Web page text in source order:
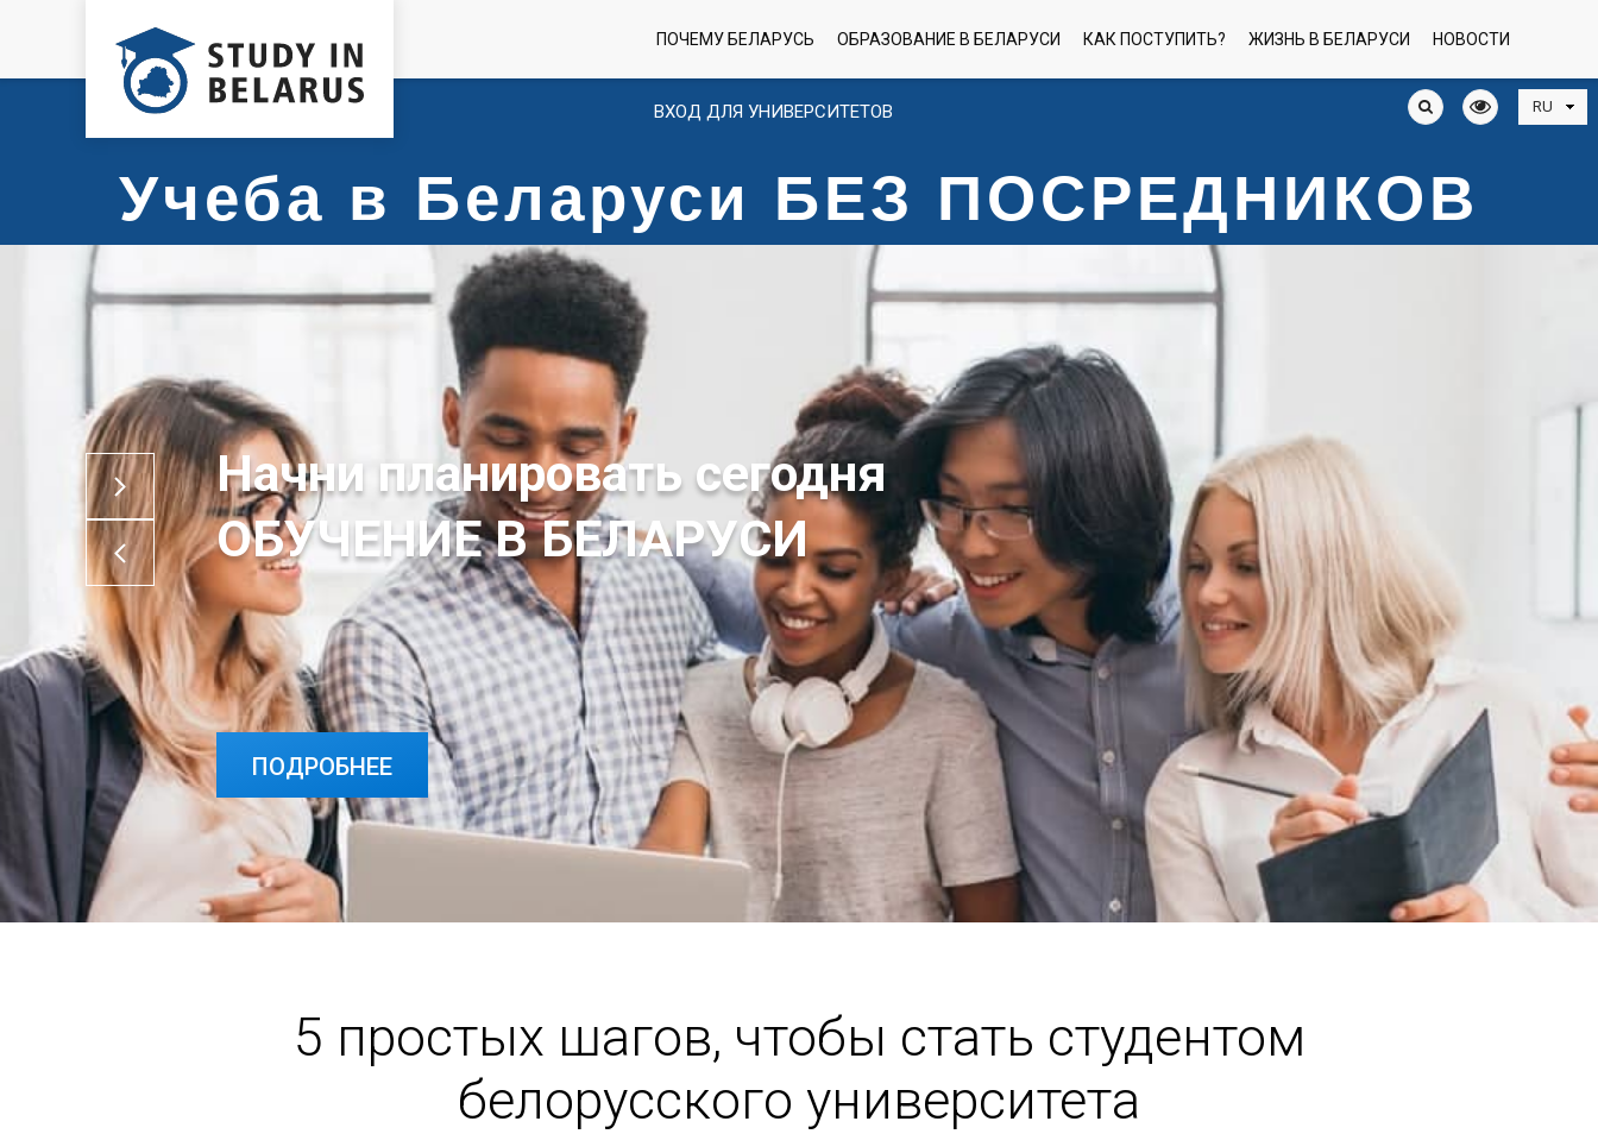
ВХОД ДЛЯ УНИВЕРСИТЕТОВ
ПОЧЕМУ БЕЛАРУСЬ ОБРАЗОВАНИЕ В БЕЛАРУСИ КАК ПОСТУПИТЬ? ЖИЗНЬ В БЕЛАРУСИ НОВОСТИ
Учеба в Беларуси БЕЗ ПОСРЕДНИКОВ
Начни планировать сегодня
ОБУЧЕНИЕ В БЕЛАРУСИ
ПОДРОБНЕЕ
5 простых шагов, чтобы стать студентом
белорусского университета